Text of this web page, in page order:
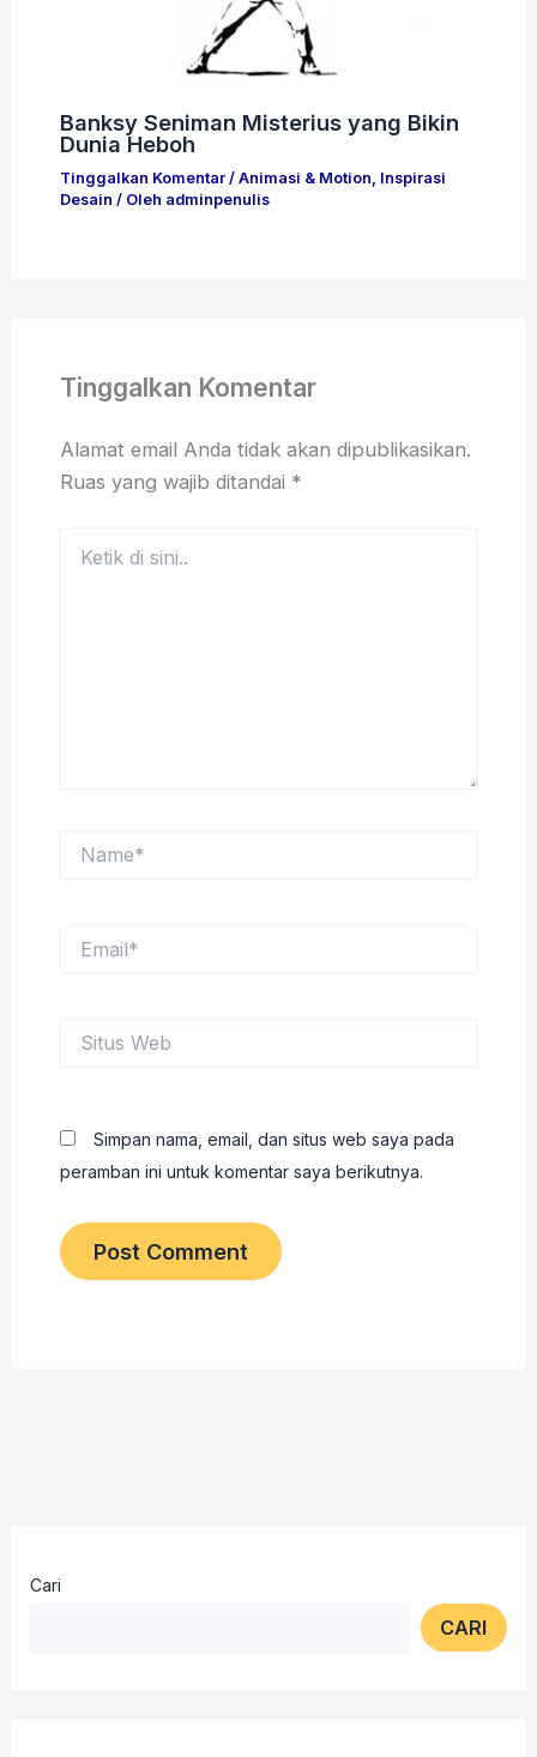
Banksy Seniman Misterius yang Bikin
Dunia Heboh
Tinggalkan Komentar / Animasi & Motion Inspirasi
Desain / Oleh adminpenulis
Tinggalkan Komentar
Alamat email Anda tidak akan dipublikasikan.
Ruas yang wajib ditandai *
Web
Simpan nama, email, dan situs web saya pada
peramban ini untuk komentar saya berikutnya.
Cari
CARI